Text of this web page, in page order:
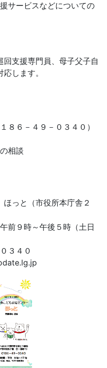
サービスなどについての
支援専門員、母子父子自
します。
８６－４９－０３４０）
相談
っと（市役所本庁舎２
前９時～午後５時（土日
３４０